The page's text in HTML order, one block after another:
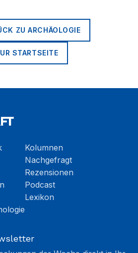
ZUARCHÄOLOGIE
STARTSEITE
Kolumnen
Nachgefragt
Rezensionen
Podcast
Lexikon